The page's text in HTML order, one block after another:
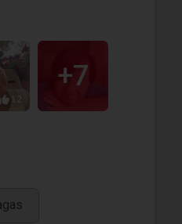
12
+7